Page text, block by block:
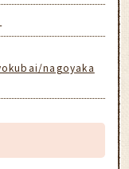
nagoyaka